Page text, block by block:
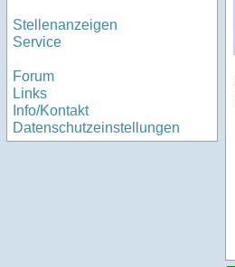
Stellenanzeigen
Service
Forum
Links
Info/Kontakt
Datenschutzeinstellungen